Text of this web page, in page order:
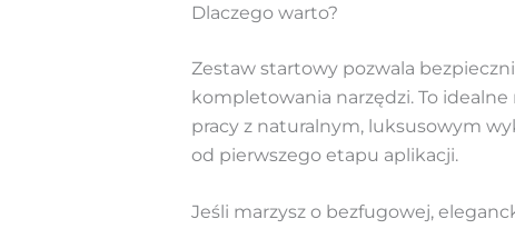
Dlaczego warto?
Zestaw startowy pozwala
kompletowania narzędzi. To
pracy z naturalnym, luksusowym
od pierwszego etapu aplikacji.
Jeśli marzysz o bezfugowej,